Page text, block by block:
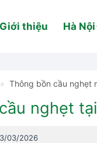
Giới thiệu Hà Nội
» Thông bồn cầu nghẹt
nghẹt
03/2026